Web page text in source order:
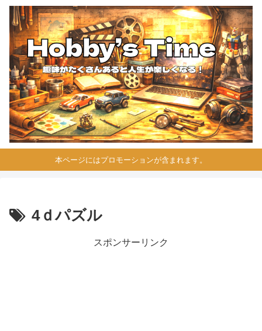
本ページにはプロモーションが含まれます。
4ｄパズル
スポンサーリンク